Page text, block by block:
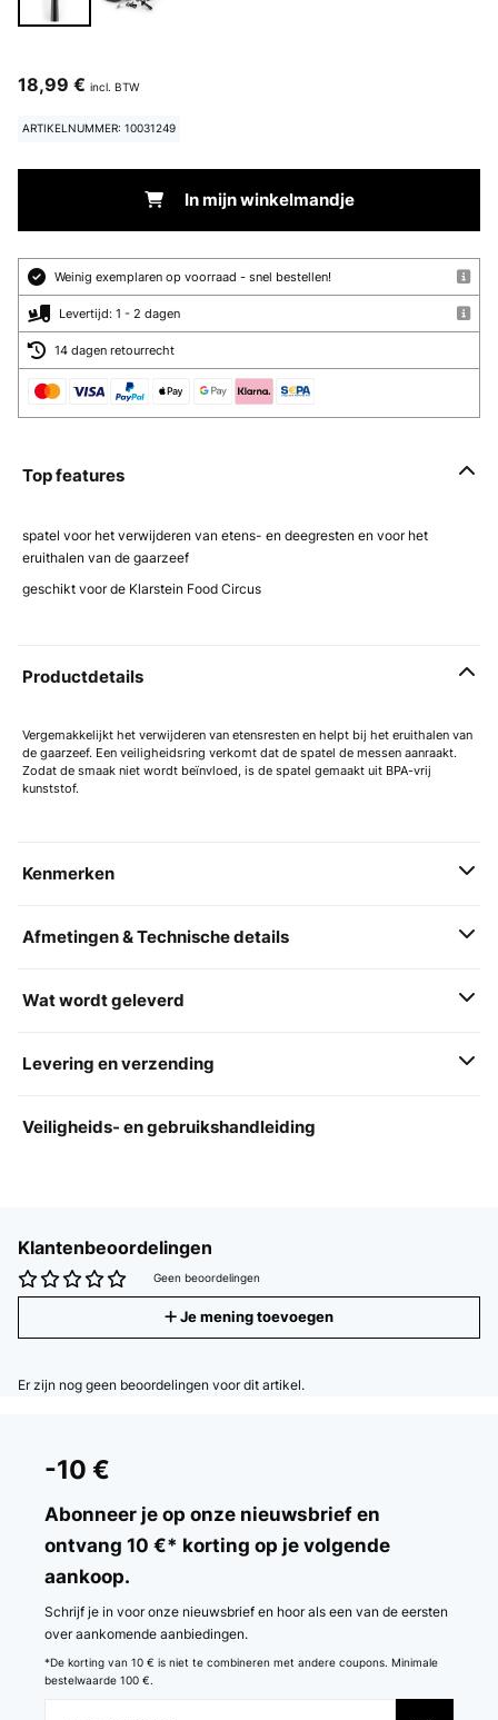
18,99 € incl. BTW
ARTIKELNUMMER: 10031249
In mijn winkelmandje
Weinig exemplaren op voorraad - snel bestellen!
Levertijd: 1 - 2 dagen
14 dagen retourrecht
Top features
spatel voor het verwijderen van etens- en deegresten en voor het
eruithalen van de gaarzeef
geschikt voor de Klarstein Food Circus
Productdetails
Vergemakkelijkt het verwijderen van etensresten en helpt bij het eruithalen van
de gaarzeef. Een veiligheidsring verkomt dat de spatel de messen aanraakt.
Zodat de smaak niet wordt beïnvloed, is de spatel gemaakt uit BPA-vrij
kunststof.
Kenmerken
Afmetingen & Technische details
Wat wordt geleverd
Levering en verzending
Veiligheids- en gebruikshandleiding
Klantenbeoordelingen
Geen beoordelingen
Je mening toevoegen
Er zijn nog geen beoordelingen voor dit artikel.
-10 €
Abonneer je op onze nieuwsbrief en
ontvang 10 €* korting op je volgende
aankoop.
Schrijf je in voor onze nieuwsbrief en hoor als een van de eersten
over aankomende aanbiedingen.
*De korting van 10 € is niet te combineren met andere coupons. Minimale
bestelwaarde 100 €.